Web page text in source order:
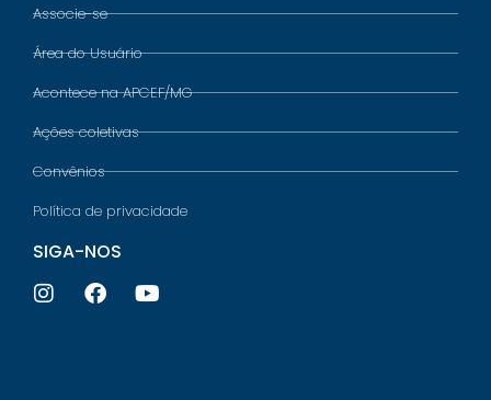
Associe-se
Área do Usuário
Acontece na APCEF/MG
Ações coletivas
Convênios
Política de privacidade
SIGA-NOS